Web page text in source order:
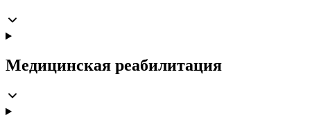
Медицинская реабилитация